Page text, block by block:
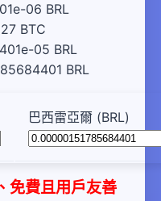
06 BRL
BTC
05 BRL
BRL
巴西雷亞爾 (BRL)
免費且用戶友善